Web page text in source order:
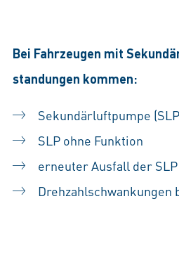
Bei Fahrzeugen mit
standungen kommen:
Sekundärluftpumpe
SLP ohne Funktion
erneuter Ausfall der
Drehzahlschwankungen